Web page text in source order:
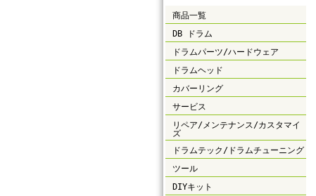
商品一覧
DB ドラム
ドラムパーツ/ハードウェア
ドラムヘッド
カバーリング
サービス
リペア/メンテナンス/カスタマイ
ズ
ドラムテック/ドラムチューニング
ツール
DIYキット